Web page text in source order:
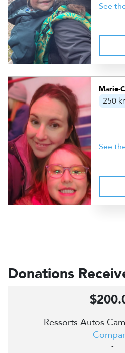
See
Marie-
250
See
Donations
Ressorts Autos
-